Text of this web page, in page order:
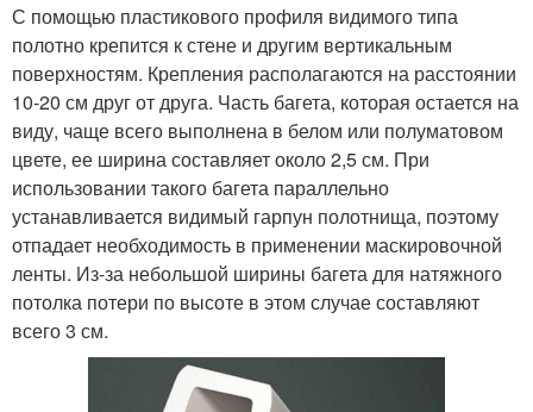
С помощью пластикового профиля видимого типа
полотно крепится к стене и другим вертикальным
поверхностям. Крепления располагаются на расстоянии
10-20 см друг от друга. Часть багета, которая остается на
виду, чаще всего выполнена в белом или полуматовом
цвете, ее ширина составляет около 2,5 см. При
использовании такого багета параллельно
устанавливается видимый гарпун полотнища, поэтому
отпадает необходимость в применении маскировочной
ленты. Из-за небольшой ширины багета для натяжного
потолка потери по высоте в этом случае составляют
всего 3 см.